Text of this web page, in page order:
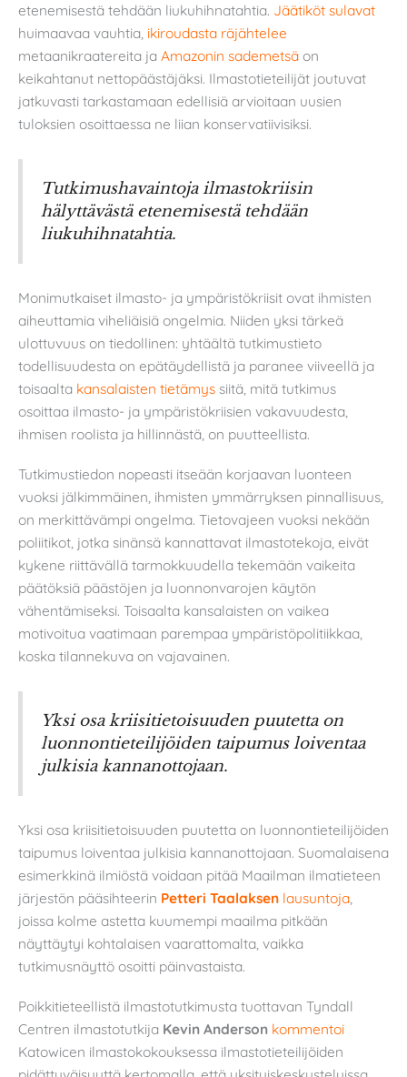
etenemisestä tehdään liukuhihnatahtia. Jäätiköt sulavat
huimaavaa vauhtia, ikiroudasta räjähtelee
metaanikraatereita ja Amazonin sademetsä on
keikahtanut nettopäästäjäksi. Ilmastotieteilijät joutuvat
jatkuvasti tarkastamaan edellisiä arvioitaan uusien
tuloksien osoittaessa ne liian konservatiivisiksi.
Tutkimushavaintoja ilmastokriisin
hälyttävästä etenemisestä tehdään
liukuhihnatahtia.
Monimutkaiset ilmasto- ja ympäristökriisit ovat ihmisten
aiheuttamia viheliäisiä ongelmia. Niiden yksi tärkeä
ulottuvuus on tiedollinen: yhtäältä tutkimustieto
todellisuudesta on epätäydellistä ja paranee viiveellä ja
toisaalta kansalaisten tietämys siitä, mitä tutkimus
osoittaa ilmasto- ja ympäristökriisien vakavuudesta,
ihmisen roolista ja hillinnästä, on puutteellista.
Tutkimustiedon nopeasti itseään korjaavan luonteen
vuoksi jälkimmäinen, ihmisten ymmärryksen pinnallisuus,
on merkittävämpi ongelma. Tietovajeen vuoksi nekään
poliitikot, jotka sinänsä kannattavat ilmastotekoja, eivät
kykene riittävällä tarmokkuudella tekemään vaikeita
päätöksiä päästöjen ja luonnonvarojen käytön
vähentämiseksi. Toisaalta kansalaisten on vaikea
motivoitua vaatimaan parempaa ympäristöpolitiikkaa,
koska tilannekuva on vajavainen.
Yksi osa kriisitietoisuuden puutetta on
luonnontieteilijöiden taipumus loiventaa
julkisia kannanottojaan.
Yksi osa kriisitietoisuuden puutetta on luonnontieteilijöiden
taipumus loiventaa julkisia kannanottojaan. Suomalaisena
esimerkkinä ilmiöstä voidaan pitää Maailman ilmatieteen
järjestön pääsihteerin Petteri Taalaksen lausuntoja,
joissa kolme astetta kuumempi maailma pitkään
näyttäytyi kohtalaisen vaarattomalta, vaikka
tutkimusnäyttö osoitti päinvastaista.
Poikkitieteellistä ilmastotutkimusta tuottavan Tyndall
Centren ilmastotutkija Kevin Anderson kommentoi
Katowicen ilmastokokouksessa ilmastotieteilijöiden